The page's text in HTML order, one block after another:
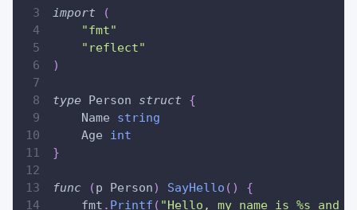
import
(
"fmt"
"reflect"
)
type Person struct
{
    Name
string
    Age
int
}
func (p Person) SayHello ( )
{
    fmt
. Printf ( "Hello, my name is %s and